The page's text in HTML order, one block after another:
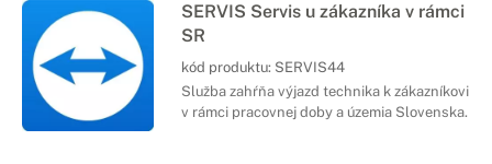
SERVIS Servis u zákazníka v rámci
SR
kód produktu: SERVIS44
Služba zahŕňa výjazd technika k zákazníkovi
v rámci pracovnej doby a územia Slovenska.